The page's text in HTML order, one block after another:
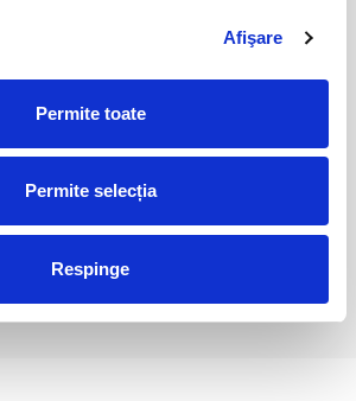
Afişare
Permite toate
Permite selecția
Respinge